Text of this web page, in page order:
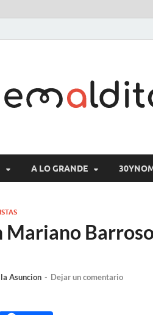
A LO GRANDE
Mariano
Asuncion - Dejar un comentario